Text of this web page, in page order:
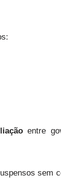
entre
sem